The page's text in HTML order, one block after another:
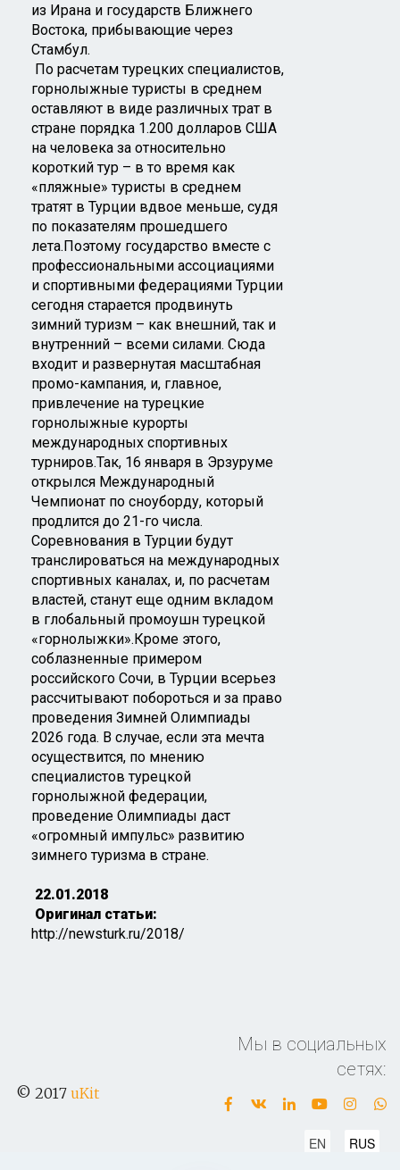
из Ирана и государств Ближнего
Востока, прибывающие через
Стамбул.
По расчетам турецких специалистов,
горнолыжные туристы в среднем
оставляют в виде различных трат в
стране порядка 1.200 долларов США
на человека за относительно
короткий тур – в то время как
«пляжные» туристы в среднем
тратят в Турции вдвое меньше, судя
по показателям прошедшего
лета.Поэтому государство вместе с
профессиональными ассоциациями
и спортивными федерациями Турции
сегодня старается продвинуть
зимний туризм – как внешний, так и
внутренний – всеми силами. Сюда
входит и развернутая масштабная
промо-кампания, и, главное,
привлечение на турецкие
горнолыжные курорты
международных спортивных
турниров.Так, 16 января в Эрзуруме
открылся Международный
Чемпионат по сноуборду, который
продлится до 21-го числа.
Соревнования в Турции будут
транслироваться на международных
спортивных каналах, и, по расчетам
властей, станут еще одним вкладом
в глобальный промоушн турецкой
«горнолыжки».Кроме этого,
соблазненные примером
российского Сочи, в Турции всерьез
рассчитывают побороться и за право
проведения Зимней Олимпиады
2026 года. В случае, если эта мечта
осуществится, по мнению
специалистов турецкой
горнолыжной федерации,
проведение Олимпиады даст
«огромный импульс» развитию
зимнего туризма в стране.
22.01.2018
Оригинал статьи:
http://newsturk.ru/2018/
© 2017 uKit
Мы в социальных
сетях:
EN RUS